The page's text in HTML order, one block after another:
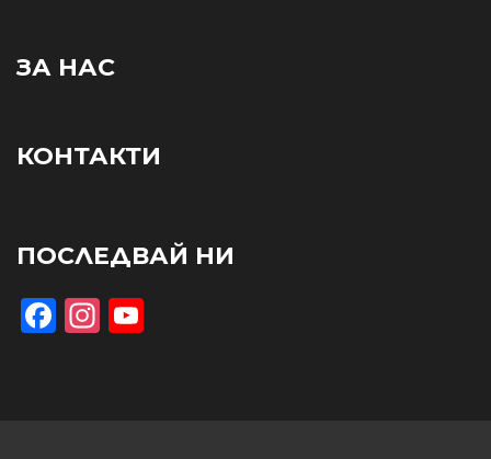
ЗА НАС
КОНТАКТИ
ПОСЛЕДВАЙ НИ
Facebook
Instagram